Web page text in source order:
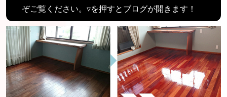
ぞご覧ください。▿を押すとブログが開きます！